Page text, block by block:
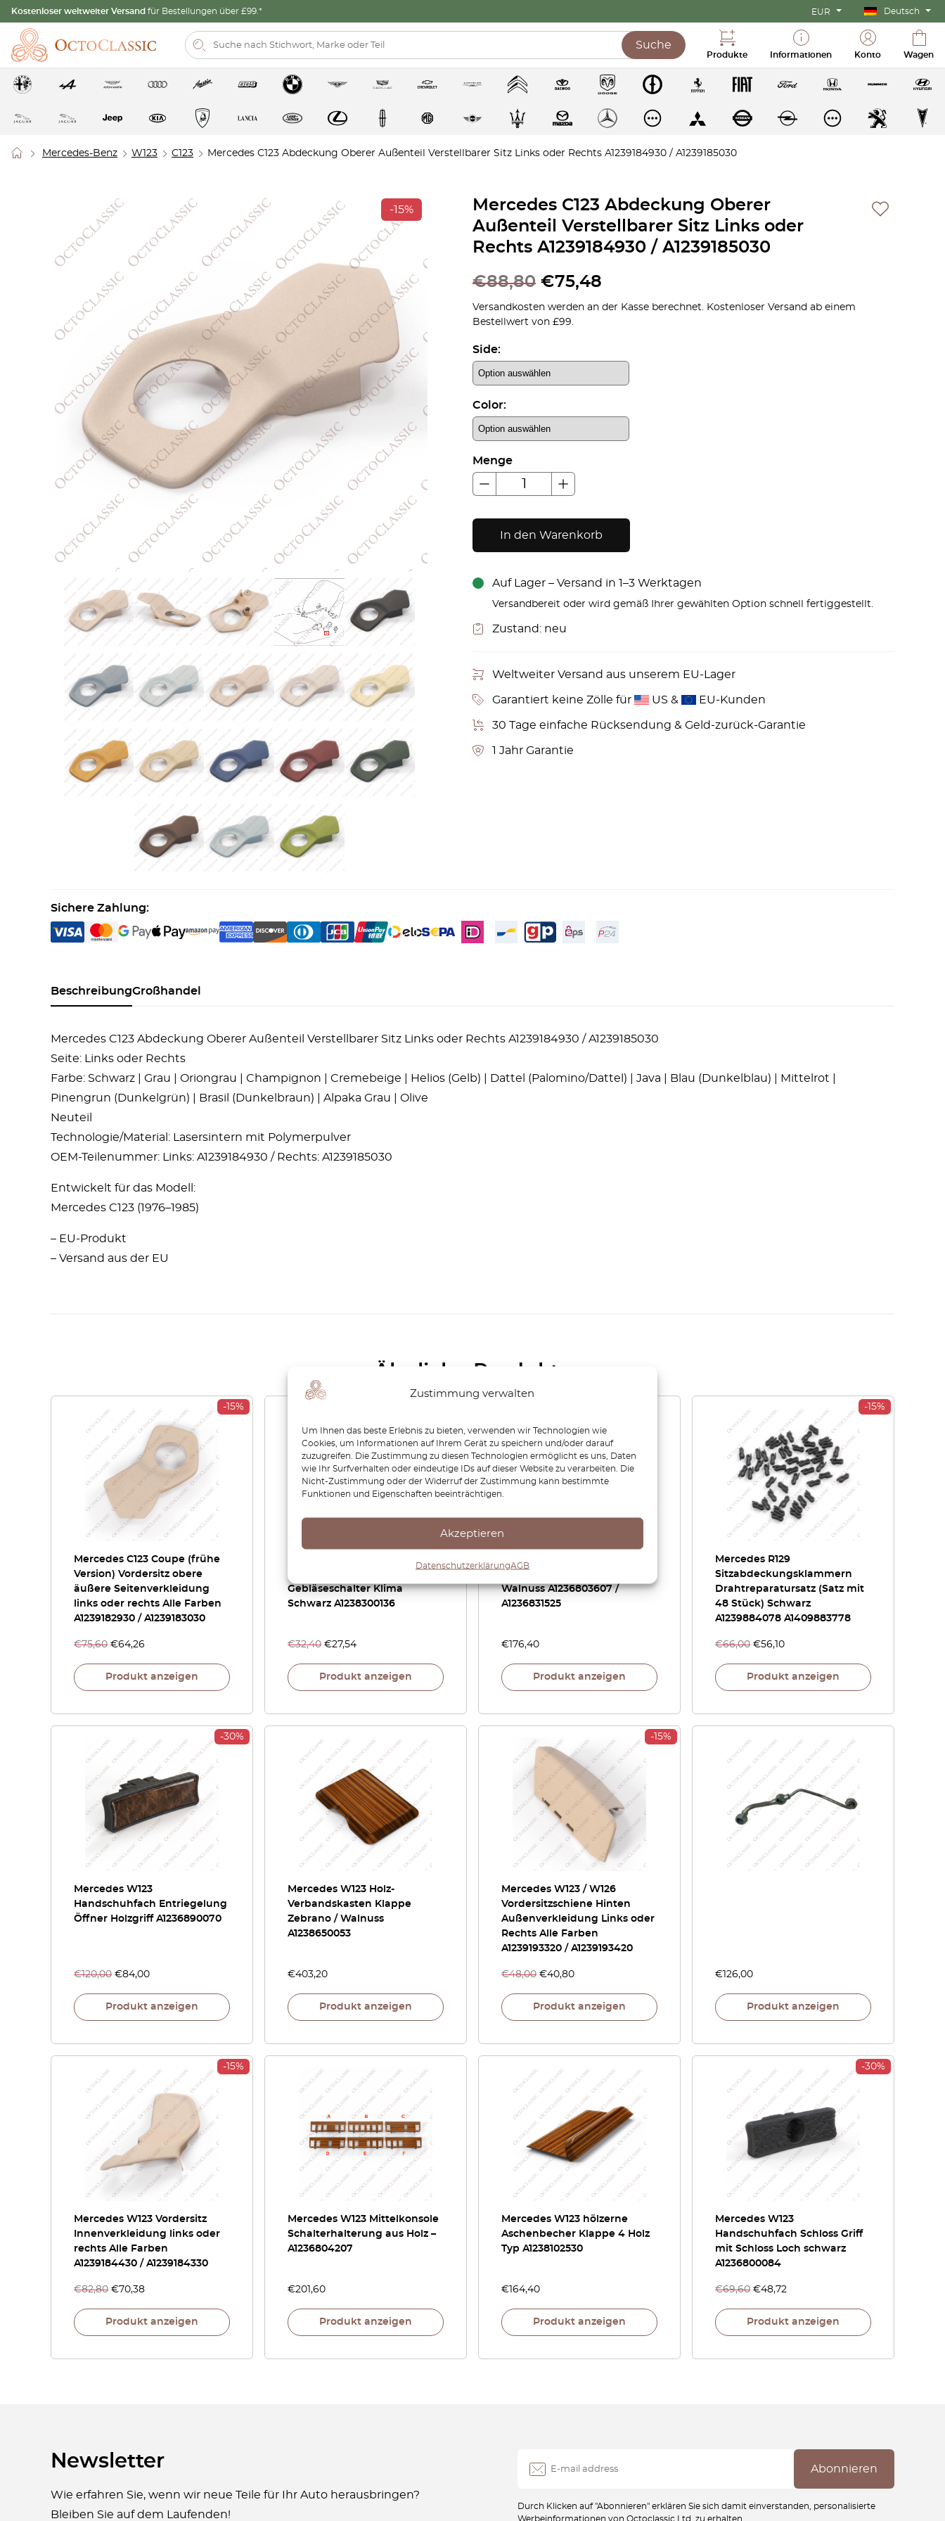
Zustimmung verwalten
Um Ihnen das beste Erlebnis zu bieten, verwenden wir Technologien wie
Cookies, um Informationen auf Ihrem Gerät zu speichern und/oder darauf
zuzugreifen. Die Zustimmung zu diesen Technologien ermöglicht es uns, Daten
wie Ihr Surfverhalten oder eindeutige IDs auf dieser Website zu verarbeiten. Die
Nicht-Zustimmung oder der Widerruf der Zustimmung kann bestimmte
Funktionen und Eigenschaften beeinträchtigen.
Akzeptieren
DatenschutzerklärungAGB
Kostenloser weltweiter Versand für Bestellungen über £99.* EUR Deutsch
Suche
Produkte Informationen Konto Wagen
Mercedes-Benz W123 C123 Mercedes C123 Abdeckung Oberer Außenteil Verstellbarer Sitz Links oder Rechts A1239184930 / A1239185030
-15%
Mercedes C123 Abdeckung Oberer
Außenteil Verstellbarer Sitz Links oder
Rechts A1239184930 / A1239185030
€88,80 €75,48
Versandkosten werden an der Kasse berechnet. Kostenloser Versand ab einem
Bestellwert von £99.
Side:
Color:
Menge
In den Warenkorb
Auf Lager – Versand in 1–3 Werktagen
Versandbereit oder wird gemäß Ihrer gewählten Option schnell fertiggestellt.
Zustand: neu
Weltweiter Versand aus unserem EU-Lager
Garantiert keine Zölle für US & EU-Kunden
30 Tage einfache Rücksendung & Geld-zurück-Garantie
1 Jahr Garantie
Sichere Zahlung:
BeschreibungGroßhandel
Mercedes C123 Abdeckung Oberer Außenteil Verstellbarer Sitz Links oder Rechts A1239184930 / A1239185030
Seite: Links oder Rechts
Farbe: Schwarz | Grau | Oriongrau | Champignon | Cremebeige | Helios (Gelb) | Dattel (Palomino/Dattel) | Java | Blau (Dunkelblau) | Mittelrot |
Pinengrun (Dunkelgrün) | Brasil (Dunkelbraun) | Alpaka Grau | Olive
Neuteil
Technologie/Material: Lasersintern mit Polymerpulver
OEM-Teilenummer: Links: A1239184930 / Rechts: A1239185030
Entwickelt für das Modell:
Mercedes C123 (1976–1985)
– EU-Produkt
– Versand aus der EU
Ähnliche Produkte
-15%
Mercedes C123 Coupe (frühe
Version) Vordersitz obere
äußere Seitenverkleidung
links oder rechts Alle Farben
A1239182930 / A1239183030
€75,60 €64,26
Produkt anzeigen
Gebläseschalter Klima
Schwarz A1238300136
€32,40 €27,54
Produkt anzeigen
Walnuss A1236803607 /
A1236831525
€ 176,40
Produkt anzeigen
-15%
Mercedes R129
Sitzabdeckungsklammern
Drahtreparatursatz (Satz mit
48 Stück) Schwarz
A1239884078 A1409883778
€66,00 €56,10
Produkt anzeigen
-30%
Mercedes W123
Handschuhfach Entriegelung
Öffner Holzgriff A1236890070
€120,00 €84,00
Produkt anzeigen
Mercedes W123 Holz-
Verbandskasten Klappe
Zebrano / Walnuss
A1238650053
€403,20
Produkt anzeigen
-15%
Mercedes W123 / W126
Vordersitzschiene Hinten
Außenverkleidung Links oder
Rechts Alle Farben
A1239193320 / A1239193420
€48,00 €40,80
Produkt anzeigen
€ 126,00
Produkt anzeigen
-15%
Mercedes W123 Vordersitz
Innenverkleidung links oder
rechts Alle Farben
A1239184430 / A1239184330
€82,80 €70,38
Produkt anzeigen
Mercedes W123 Mittelkonsole
Schalterhalterung aus Holz –
A1236804207
€201,60
Produkt anzeigen
Mercedes W123 hölzerne
Aschenbecher Klappe 4 Holz
Typ A1238102530
€ 164,40
Produkt anzeigen
-30%
Mercedes W123
Handschuhfach Schloss Griff
mit Schloss Loch schwarz
A1236800084
€69,60 €48,72
Produkt anzeigen
Newsletter
Wie erfahren Sie, wenn wir neue Teile für Ihr Auto herausbringen?
Bleiben Sie auf dem Laufenden!
Durch Klicken auf "Abonnieren" erklären Sie sich damit einverstanden, personalisierte
Werbeinformationen von Octoclassic Ltd. zu erhalten.